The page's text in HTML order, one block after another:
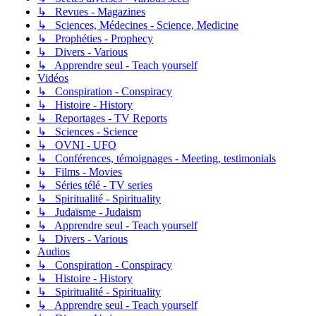
↳ Revues - Magazines
↳ Sciences, Médecines - Science, Medicine
↳ Prophéties - Prophecy
↳ Divers - Various
↳ Apprendre seul - Teach yourself
Vidéos
↳ Conspiration - Conspiracy
↳ Histoire - History
↳ Reportages - TV Reports
↳ Sciences - Science
↳ OVNI - UFO
↳ Conférences, témoignages - Meeting, testimonials
↳ Films - Movies
↳ Séries télé - TV series
↳ Spiritualité - Spirituality
↳ Judaïsme - Judaism
↳ Apprendre seul - Teach yourself
↳ Divers - Various
Audios
↳ Conspiration - Conspiracy
↳ Histoire - History
↳ Spiritualité - Spirituality
↳ Apprendre seul - Teach yourself